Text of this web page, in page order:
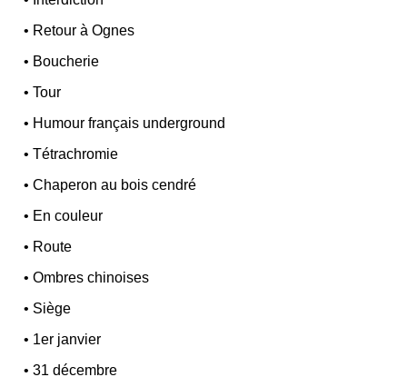
• Retour à Ognes
• Boucherie
•Tour
• Humour français underground
•Tétrachromie
•Chaperon au bois cendré
• En couleur
• Route
•Ombres chinoises
• Siège
• 1er janvier
•31 décembre